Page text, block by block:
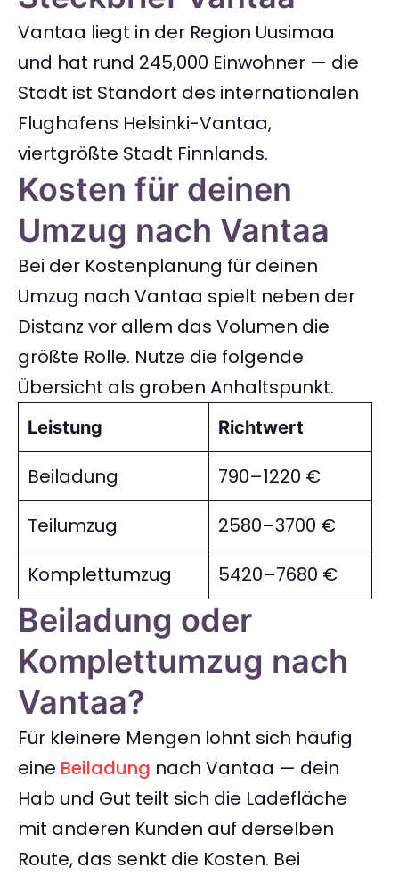
Vantaa liegt in der Region Uusimaa
und hat rund 245,000 Einwohner — die
Stadt ist Standort des internationalen
Flughafens Helsinki-Vantaa,
viertgrößte Stadt Finnlands.
Kosten für deinen
Umzug nach Vantaa
Bei der Kostenplanung für deinen
Umzug nach Vantaa spielt neben der
Distanz vor allem das Volumen die
größte Rolle. Nutze die folgende
Übersicht als groben Anhaltspunkt.
Leistung Richtwert
Beiladung
790–1220 €
Teilumzug
2580–3700 €
Komplettumzug
5420–7680 €
Beiladung oder
Komplettumzug nach
Vantaa?
Für kleinere Mengen lohnt sich häufig
eine Beiladung nach Vantaa — dein
Hab und Gut teilt sich die Ladefläche
mit anderen Kunden auf derselben
Route, das senkt die Kosten. Bei